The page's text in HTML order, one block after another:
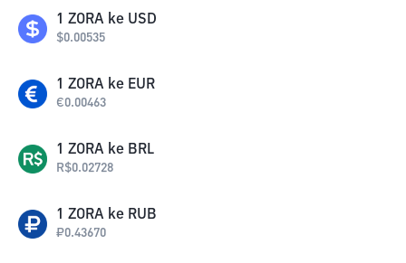
1 ZORA ke USD
$0.00535
1 ZORA ke EUR
€0.00463
1 ZORA ke BRL
R$0.02728
1 ZORA ke RUB
₽0.43670